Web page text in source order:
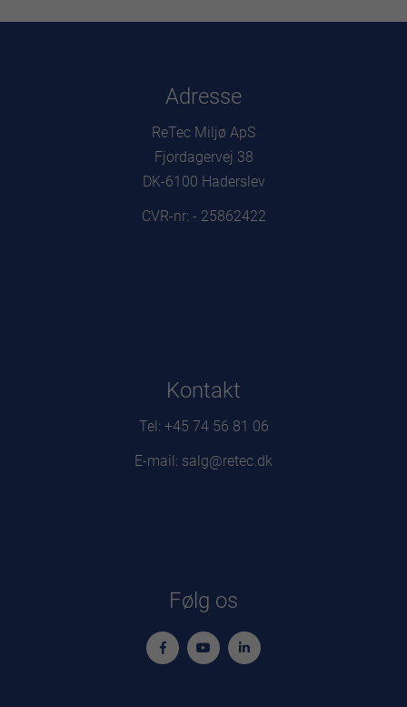
Adresse
ReTec Miljø ApS
Fjordagervej 38
DK-6100 Haderslev
CVR-nr: - 25862422
Kontakt
Tel: +45 74 56 81 06
E-mail: salg@retec.dk
Følg os